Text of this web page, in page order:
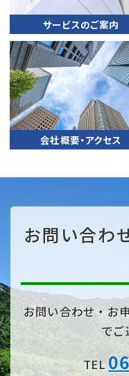
サービスのご案内
会社概要・アクセス
お問い合わ
お問い合わせ・お
でご
TEL